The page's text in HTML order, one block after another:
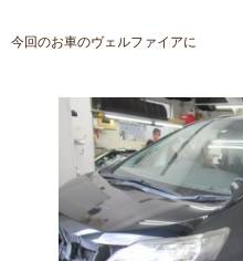
今回のお車のヴェルファイアに